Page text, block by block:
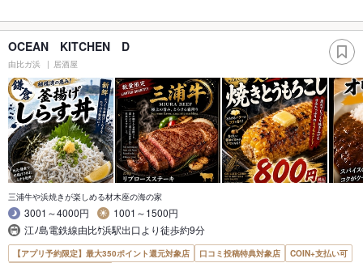
OCEAN KITCHEN D
由比ガ浜 居酒屋
三浦牛や浜焼きが楽しめる材木座の海の家
3001～4000円
1001～1500円
江ﾉ島電鉄線由比ｹ浜駅出口より徒歩約9分
【アプリ予約限定】最大350ポイント還元対象店 口コミ投稿特典対象店
COIN+支払い可